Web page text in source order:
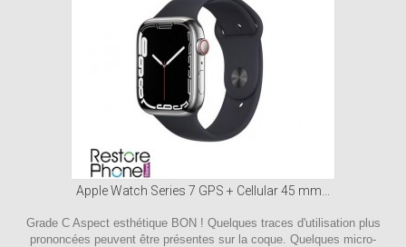
Apple Watch Series 7 GPS + Cellular 45 mm...
Grade C Aspect esthétique BON ! Quelques traces d'utilisation plus
prononcées peuvent être présentes sur la coque. Quelques micro-